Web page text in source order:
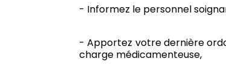
- Informez le personnel
- Apportez votre dernière
charge médicamenteuse,